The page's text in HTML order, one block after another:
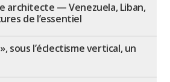
architecte — Venezuela, Liban,
de l’essentiel
sous l’éclectisme vertical, un